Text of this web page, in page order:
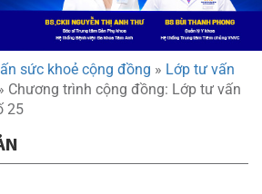
sức khoẻ cộng đồng » Lớp tư vấn
Chương trình cộng đồng: Lớp tư vấn
25